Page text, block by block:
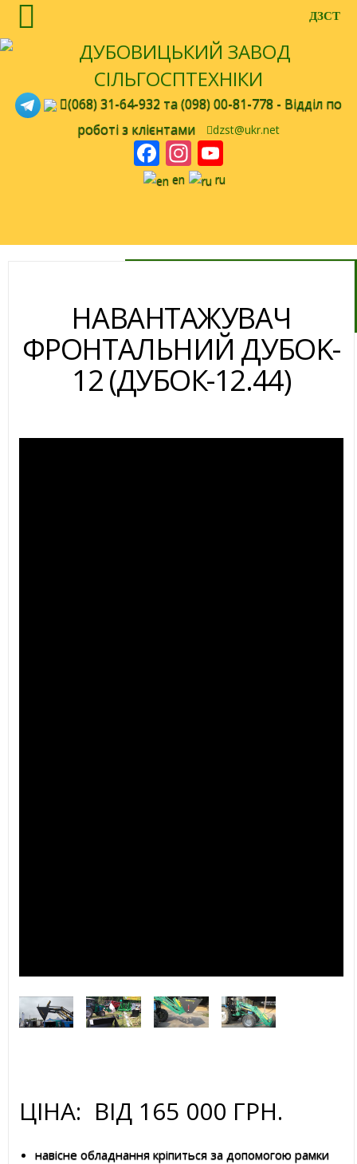
(068) 31-64-932 та(098) 00-81-778 - Відділ по
роботі з клієнтами
dzst@ukr.net
Facebook
Instagram
Channel
en ru
компенсація 25%
НАВАНТАЖУВАЧ
ФРОНТАЛЬНИЙ ДУБOK-
12 (ДУБОК-12.44)
ЦІНА: ВІД 165 000 ГРН.
навісне обладнання кріпиться за допомогою рамки
ДЗСТ